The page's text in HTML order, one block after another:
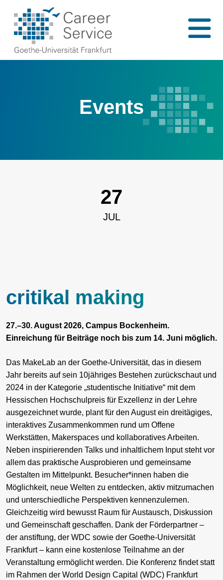
Events
27
JUL
critikal making
27.–30. August 2026, Campus Bockenheim.
Einreichung für Beiträge noch bis zum 14. Juni möglich.
Das MakeLab an der Goethe-Universität, das in diesem
Jahr bereits auf sein 10jähriges Bestehen zurückschaut und
2024 in der Kategorie „studentische Initiative“ mit dem
Hessischen Hochschulpreis für Exzellenz in der Lehre
ausgezeichnet wurde, plant für den August ein dreitägiges,
interaktives Zusammenkommen rund um Offene
Werkstätten, Makerspaces und kollaboratives Arbeiten.
Neben inspirierenden Talks und inhaltlichem Input steht vor
allem das praktische Ausprobieren und gemeinsame
Gestalten im Mittelpunkt. Besucher*innen haben die
Möglichkeit, neue Welten zu entdecken, aktiv mitzumachen
und unterschiedliche Perspektiven kennenzulernen.
Gleichzeitig wird bewusst Raum für Austausch, Diskussion
und Gemeinschaft geschaffen. Dank der Förderpartner –
der anstiftung, der WDC sowie der Goethe-Universität
Frankfurt – kann eine kostenlose Teilnahme an der
Veranstaltung ermöglicht werden. Die Konferenz findet statt
im Rahmen der World Design Capital (WDC) Frankfurt